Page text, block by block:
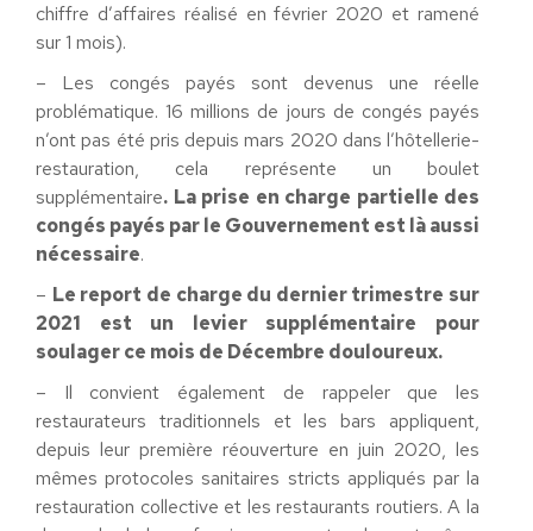
chiffre d’affaires réalisé en février 2020 et ramené
sur 1 mois).
– Les congés payés sont devenus une réelle
problématique. 16 millions de jours de congés payés
n’ont pas été pris depuis mars 2020 dans l’hôtellerie-
restauration, cela représente un boulet
supplémentaire. La prise en charge partielle des
congés payés par le Gouvernement est là aussi
nécessaire.
– Le report de charge du dernier trimestre sur
2021 est un levier supplémentaire pour
soulager ce mois de Décembre douloureux.
– Il convient également de rappeler que les
restaurateurs traditionnels et les bars appliquent,
depuis leur première réouverture en juin 2020, les
mêmes protocoles sanitaires stricts appliqués par la
restauration collective et les restaurants routiers. A la